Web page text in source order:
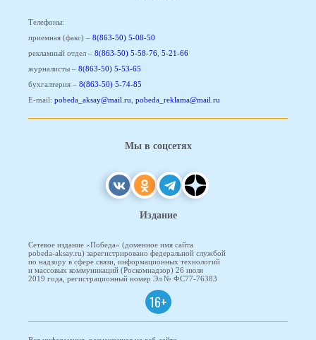
Телефоны:
приемная (факс) – 8(863-50) 5-08-50
рекламный отдел – 8(863-50) 5-58-76, 5-21-66
журналисты – 8(863-50) 5-53-65
бухгалтерия – 8(863-50) 5-74-85
E-mail: pobeda_aksay@mail.ru, pobeda_reklama@mail.ru
Мы в соцсетях
Издание
Сетевое издание «Победа» (доменное имя сайта
pobeda-aksay.ru) зарегистрировано федеральной службой
по надзору в сфере связи, информационных технологий
и массовых коммуникаций (Роскомнадзор) 26 июля
2019 года, регистрационный номер Эл № ФС77-76383
16+